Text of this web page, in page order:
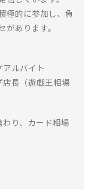
極的に参加し、負
があります。
ルバイト
長（遊戯王相場
り、カード相場